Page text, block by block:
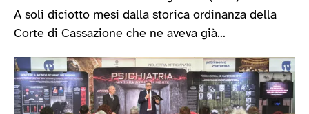
A soli diciotto mesi dalla storica ordinanza della
Corte di Cassazione che ne aveva già...